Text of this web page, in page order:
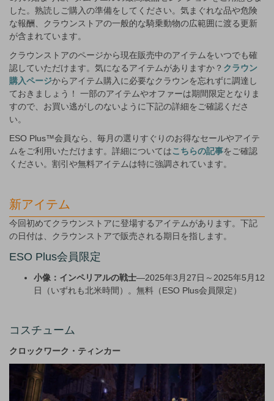
した。熟読しご購入の準備をしてください。気まぐれな品や危険
な報酬、クラウンストアの一般的な騎乗動物の広範囲に渡る更新
が含まれています。
クラウンストアのページから現在販売中のアイテムをいつでも確
認していただけます。気になるアイテムがありますか？ クラウン
購入ページからアイテム購入に必要なクラウンを忘れずに調達し
ておきましょう！ 一部のアイテムやオファーは期間限定となりま
すので、お買い逃がしのないように下記の詳細をご確認くださ
い。
ESO Plus™会員なら、毎月の選りすぐりのお得なセールやアイテ
ムをご利用いただけます。詳細についてはこちらの記事をご確認
ください。割引や無料アイテムは特に強調されています。
新アイテム
今回初めてクラウンストアに登場するアイテムがあります。下記
の日付は、クラウンストアで販売される期日を指します。
ESO Plus会員限定
小像：インペリアルの戦士—2025年3月27日～2025年5月12
日（いずれも北米時間）。無料（ESO Plus会員限定）
コスチューム
クロックワーク・ティンカー